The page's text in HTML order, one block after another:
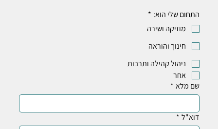
התחום שלי הוא: *
מוזיקה ושירה
חינוך והוראה
ניהול קהילה ותרבות
אחר
שם מלא *
דוא"ל *